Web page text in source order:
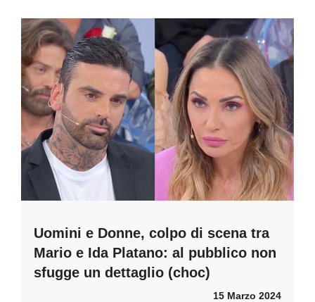
Uomini e Donne, colpo di scena tra
Mario e Ida Platano: al pubblico non
sfugge un dettaglio (choc)
15 Marzo 2024